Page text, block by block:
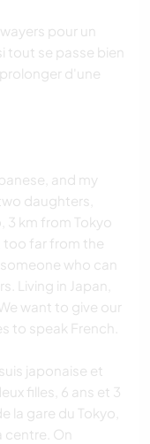
pour un
tout se passe bien
d'une
and my
daughters,
3 km from Tokyo
too far from the
who can
Living in Japan,
want to give our
to speak French.
japonaise et
filles, 6 ans et 3
la gare du Tokyo,
centre. On